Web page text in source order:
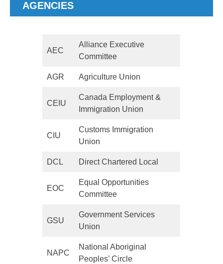
AGENCIES
AEC
Alliance Executive
Committee
AGR Agriculture Union
CEIU
Canada Employment &
Immigration Union
CIU
Customs Immigration
Union
DCL Direct Chartered Local
EOC
Equal Opportunities
Committee
GSU
Government Services
Union
NAPC
National Aboriginal
Peoples’ Circle